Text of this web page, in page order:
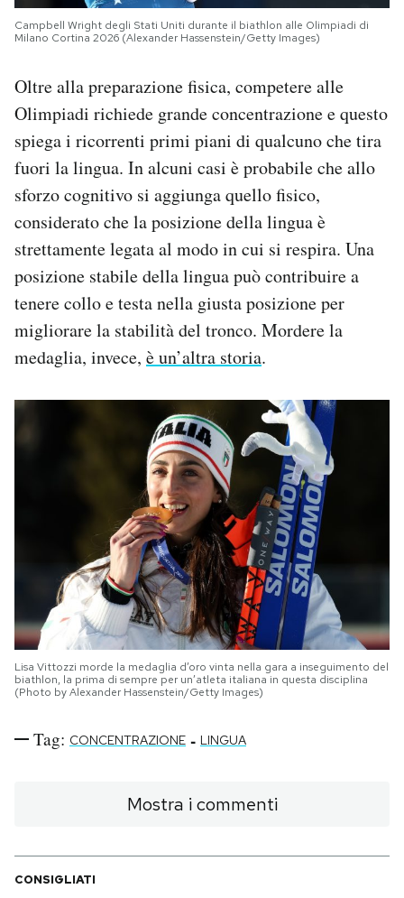
Campbell Wright degli Stati Uniti durante il biathlon alle Olimpiadi di
Milano Cortina 2026 (Alexander Hassenstein/Getty Images)
Oltre alla preparazione fisica, competere alle
Olimpiadi richiede grande concentrazione e questo
spiega i ricorrenti primi piani di qualcuno che tira
fuori la lingua. In alcuni casi è probabile che allo
sforzo cognitivo si aggiunga quello fisico,
considerato che la posizione della lingua è
strettamente legata al modo in cui si respira. Una
posizione stabile della lingua può contribuire a
tenere collo e testa nella giusta posizione per
migliorare la stabilità del tronco. Mordere la
medaglia, invece, è un’altra storia.
Lisa Vittozzi morde la medaglia d’oro vinta nella gara a inseguimento del
biathlon, la prima di sempre per un’atleta italiana in questa disciplina
(Photo by Alexander Hassenstein/Getty Images)
Tag: CONCENTRAZIONE - LINGUA
Mostra i commenti
CONSIGLIATI